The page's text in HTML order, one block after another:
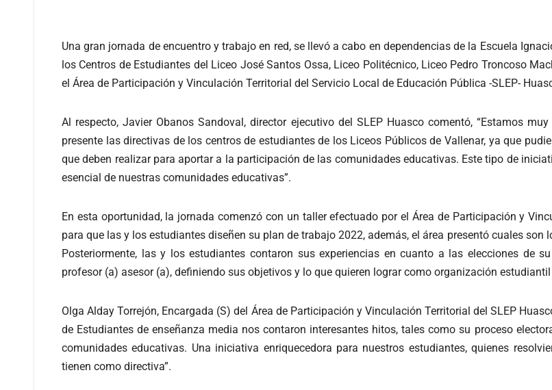
Una gran jornada de encuentro y trabajo en red, se llevó a cabo en dependencias de la Escuela
los Centros de Estudiantes del Liceo José Santos Ossa, Liceo Politécnico, Liceo Pedro Troncoso
el Área de Participación y Vinculación Territorial del Servicio Local de Educación Pública -SLEP-
Al respecto, Javier Obanos Sandoval, director ejecutivo del SLEP Huasco comentó, “Estamos
presente las directivas de los centros de estudiantes de los Liceos Públicos de Vallenar, ya que
que deben realizar para aportar a la participación de las comunidades educativas. Este tipo de
esencial de nuestras comunidades educativas”.
En esta oportunidad, la jornada comenzó con un taller efectuado por el Área de Participación y
para que las y los estudiantes diseñen su plan de trabajo 2022, además, el área presentó cuales
Posteriormente, las y los estudiantes contaron sus experiencias en cuanto a las elecciones de
profesor (a) asesor (a), definiendo sus objetivos y lo que quieren lograr como organización
Olga Alday Torrejón, Encargada (S) del Área de Participación y Vinculación Territorial del SLEP
de Estudiantes de enseñanza media nos contaron interesantes hitos, tales como su proceso
comunidades educativas. Una iniciativa enriquecedora para nuestros estudiantes, quienes
tienen como directiva”.